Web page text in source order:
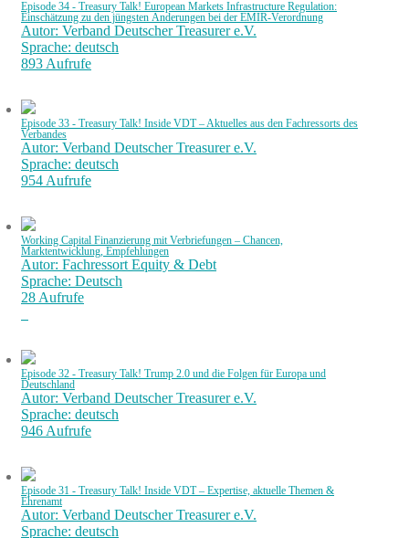
Episode 34 - Treasury Talk! European Markets Infrastructure Regulation:
Einschätzung zu den jüngsten Änderungen bei der EMIR-Verordnung
Autor: Verband Deutscher Treasurer e.V.
Sprache: deutsch
893 Aufrufe
Episode 33 - Treasury Talk! Inside VDT – Aktuelles aus den Fachressorts des
Verbandes
Autor: Verband Deutscher Treasurer e.V.
Sprache: deutsch
954 Aufrufe
Working Capital Finanzierung mit Verbriefungen – Chancen,
Marktentwicklung, Empfehlungen
Autor: Fachressort Equity & Debt
Sprache: Deutsch
28 Aufrufe
Episode 32 - Treasury Talk! Trump 2.0 und die Folgen für Europa und
Deutschland
Autor: Verband Deutscher Treasurer e.V.
Sprache: deutsch
946 Aufrufe
Episode 31 - Treasury Talk! Inside VDT – Expertise, aktuelle Themen &
Ehrenamt
Autor: Verband Deutscher Treasurer e.V.
Sprache: deutsch